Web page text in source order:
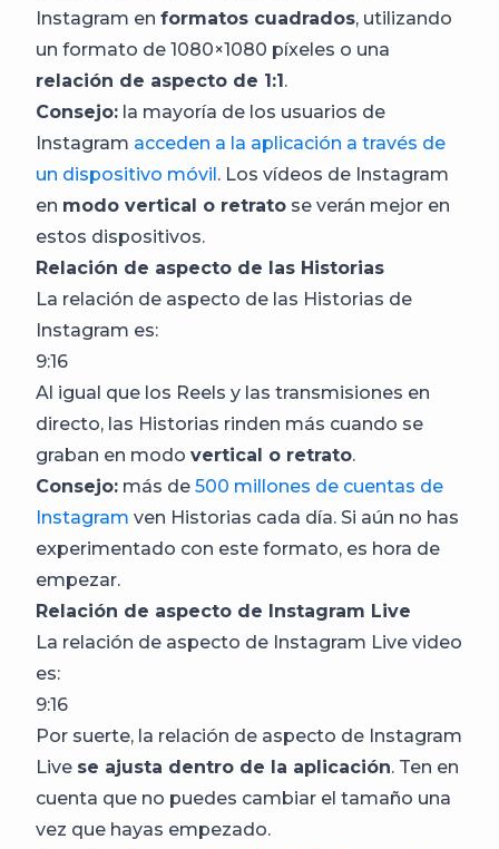
Instagram en formatos cuadrados, utilizando
un formato de 1080×1080 píxeles o una
relación de aspecto de 1:1 .
Consejo: la mayoría de los usuarios de
Instagram acceden a la aplicación a través de
un dispositivo móvil . Los vídeos de Instagram
en modo vertical o retrato se verán mejor en
estos dispositivos.
Relación de aspecto de las Historias
La relación de aspecto de las Historias de
Instagram es:
9:16
Al igual que los Reels y las transmisiones en
directo, las Historias rinden más cuando se
graban en modo vertical o retrato.
Consejo: más de 500 millones de cuentas de
Instagram ven Historias cada día. Si aún no has
experimentado con este formato, es hora de
empezar.
Relación de aspecto de Instagram Live
La relación de aspecto de Instagram Live video
es:
9:16
Por suerte, la relación de aspecto de Instagram
Live se ajusta dentro de la aplicación. Ten en
cuenta que no puedes cambiar el tamaño una
vez que hayas empezado.